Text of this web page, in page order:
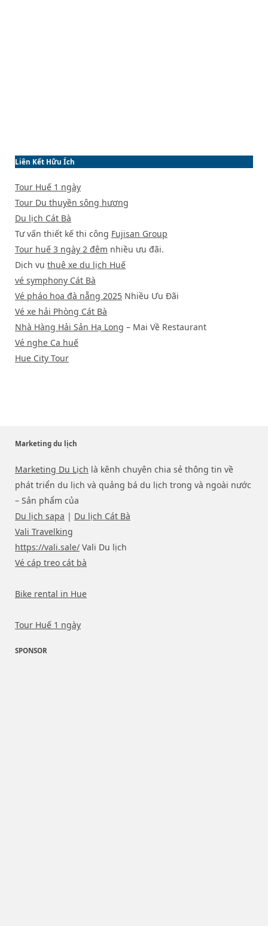
Liên Kết Hữu Ích
Tour Huế 1 ngày
Tour Du thuyền sông hương
Du lịch Cát Bà
Tư vấn thiết kế thi công Fujisan Group
Tour huế 3 ngày 2 đêm nhiều ưu đãi.
Dịch vụ thuê xe du lịch Huế
vé symphony Cát Bà
Vé pháo hoa đà nẵng 2025 Nhiều Ưu Đãi
Vé xe hải Phòng Cát Bà
Nhà Hàng Hải Sản Hạ Long – Mai Về Restaurant
Vé nghe Ca huế
Hue City Tour
Marketing du lịch
Marketing Du Lịch là kênh chuyên chia sẻ thông tin về
phát triển du lịch và quảng bá du lịch trong và ngoài nước
– Sản phẩm của
Du lịch sapa | Du lịch Cát Bà
Vali Travelking
https://vali.sale/ Vali Du lịch
Vé cáp treo cát bà
Bike rental in Hue
Tour Huế 1 ngày
SPONSOR